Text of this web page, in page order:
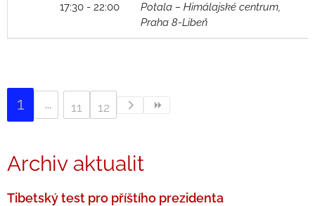
17:30 - 22:00
Potala – Himálajské centrum,
Praha 8-Libeň
1 11 12
Archiv aktualit
Tibetský test pro příštího prezidenta